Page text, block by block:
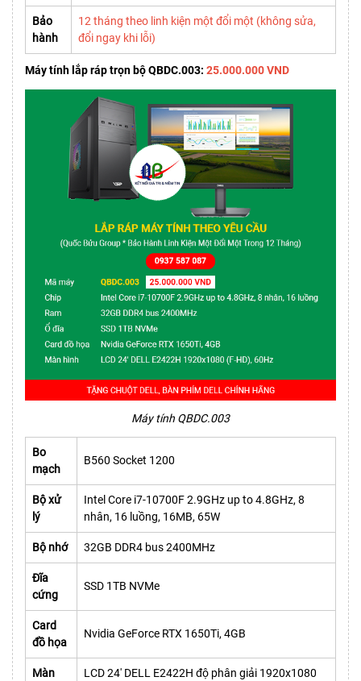
Bảo
hành
12 tháng theo linh kiện một đổi một (không sửa,
đổi ngay khi lỗi)
Máy tính lắp ráp trọn bộ QBDC.003: 25.000.000 VND
Máy tính QBDC.003
Bo
mạch
B560 Socket 1200
Bộ xử
lý
Intel Core i7-10700F 2.9GHz up to 4.8GHz, 8
nhân, 16 luồng, 16MB, 65W
Bộ nhớ 32GB DDR4 bus 2400MHz
Đĩa
cứng
SSD 1TB NVMe
Card
đồ họa
Nvidia GeForce RTX 1650Ti, 4GB
Màn
LCD 24' DELL E2422H độ phân giải 1920x1080